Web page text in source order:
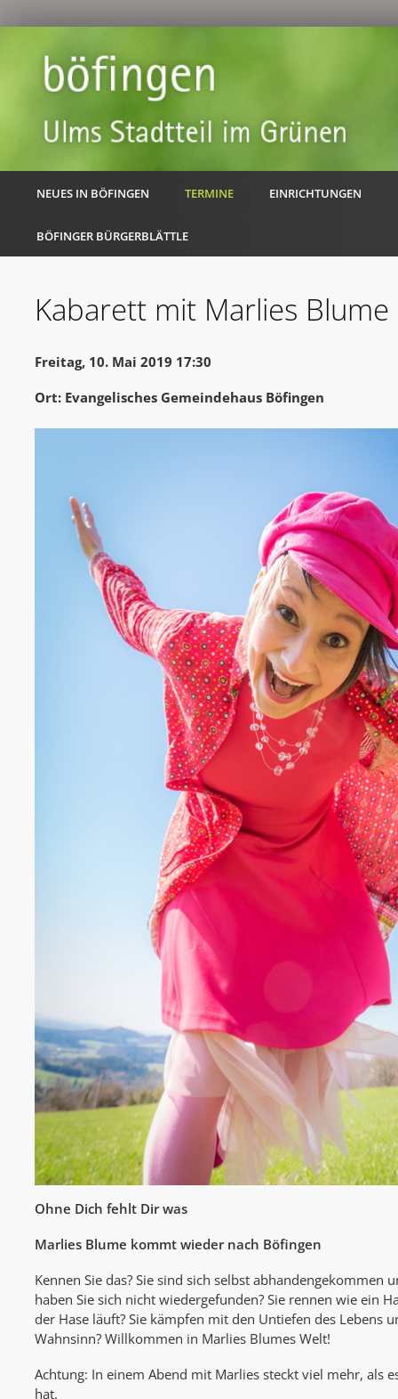
NEUES IN BÖFINGEN TERMINE EINRICHTUNGEN
BÖFINGER BÜRGERBLÄTTLE
Kabarett mit Marlies Blume
Freitag, 10. Mai 2019 17:30
Ort: Evangelisches Gemeindehaus Böfingen
Ohne Dich fehlt Dir was
Marlies Blume kommt wieder nach Böfingen
Kennen Sie das? Sie sind sich selbst abhandengekommen
haben Sie sich nicht wiedergefunden? Sie rennen wie ein
der Hase läuft? Sie kämpfen mit den Untiefen des Lebens
Wahnsinn? Willkommen in Marlies Blumes Welt!
Achtung: In einem Abend mit Marlies steckt viel mehr, als
hat.